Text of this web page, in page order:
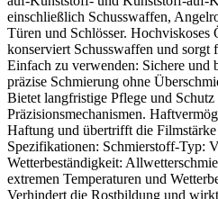
einschließlich Schusswaffen,
Türen und Schlösser.
konserviert Schusswaffen und sorgt
Einfach zu verwenden: Sichere und
präzise Schmierung ohne
Bietet langfristige Pflege und
Präzisionsmechanismen.
Haftung und übertrifft die
Spezifikationen: Schmierstoff-Typ:
Wetterbeständigkeit:
extremen Temperaturen und
Verhindert die Rostbildung und